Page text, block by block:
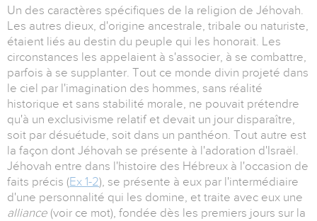
Un des caractères spécifiques de la religion de Jéhovah.
Les autres dieux, d'origine ancestrale, tribale ou naturiste,
étaient liés au destin du peuple qui les honorait. Les
circonstances les appelaient à s'associer, à se combattre,
parfois à se supplanter. Tout ce monde divin projeté dans
le ciel par l'imagination des hommes, sans réalité
historique et sans stabilité morale, ne pouvait prétendre
qu'à un exclusivisme relatif et devait un jour disparaître,
soit par désuétude, soit dans un panthéon. Tout autre est
la façon dont Jéhovah se présente à l'adoration d'Israël.
Jéhovah entre dans l'histoire des Hébreux à l'occasion de
faits précis (Ex 1-2), se présente à eux par l'intermédiaire
d'une personnalité qui les domine, et traite avec eux une
alliance (voir ce mot), fondée dès les premiers jours sur la